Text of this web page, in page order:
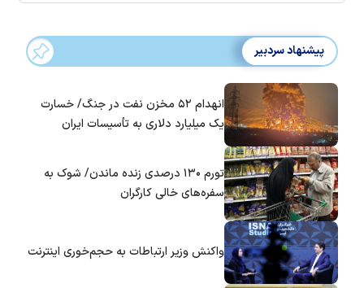
پیشنهاد سردبیر
انهدام ۵۲ مخزن نفت در جنگ/ خسارت
یک میلیارد دلاری به تأسیسات ایران
تورم ۱۳۰ درصدی زنده ماندن/ شوک به
سفره‌های خالی کارگران
واکنش وزیر ارتباطات به حجم‌خوری اینترنت